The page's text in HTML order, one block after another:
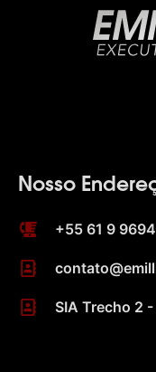
Nosso
+55 61 9
SIA Trecho 2